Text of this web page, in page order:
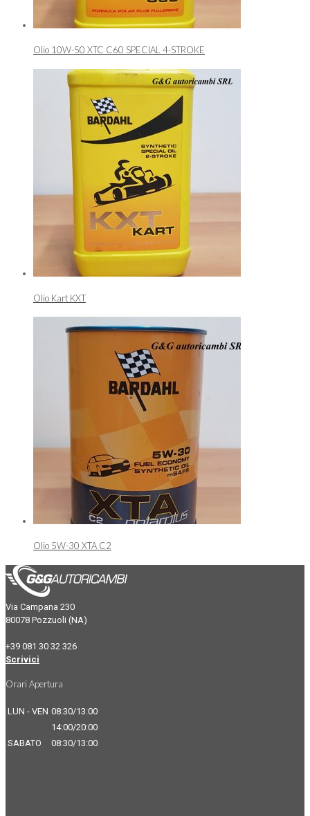
Olio 10W-50 XTC C60 SPECIAL 4-STROKE
Olio Kart KXT
Olio 5W-30 XTA C2
Via Campana 230
80078 Pozzuoli (NA)
+39 081 30 32 326
Scrivici
Orari Apertura
LUN - VEN 08:30/13:00
14:00/20:00
SABATO
08:30/13:00